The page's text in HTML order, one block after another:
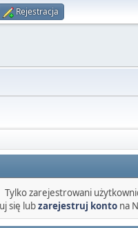
Rejestracja
Tylko zarejestrowani
się lubzarejestruj kontona